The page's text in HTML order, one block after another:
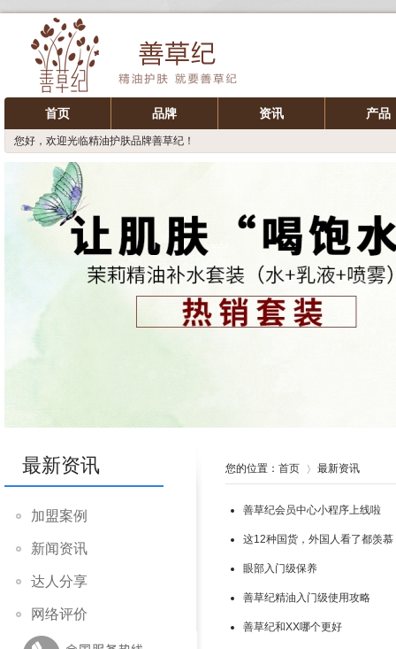
首页 品牌 资讯 产品
您好，欢迎光临精油护肤品牌善草纪！
最新资讯
加盟案例
新闻资讯
达人分享
网络评价
您的位置： 首页 最新资讯
善草纪会员中心小程序上线啦
这12种国货，外国人看了都羡慕
眼部入门级保养
善草纪精油入门级使用攻略
善草纪和XX哪个更好